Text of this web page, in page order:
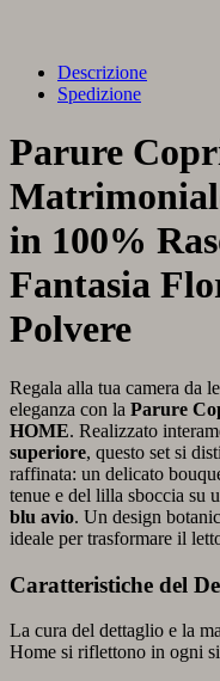
Descrizione
Spedizione
Parure
in 100%
Fantasia
Polvere
Regala alla tua camera da
eleganza con la Parure
HOME. Realizzato
superiore, questo set si
raffinata: un delicato
tenue e del lilla sboccia su
blu avio. Un design
ideale per trasformare il
Caratteristiche del
La cura del dettaglio e la
Home si riflettono in ogni